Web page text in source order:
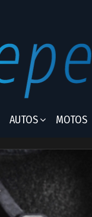
AUTOS MOTOS